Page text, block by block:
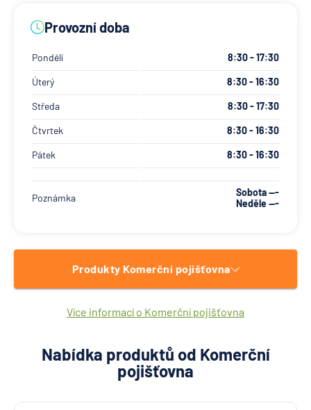
Provozní doba
Pondělí 8:30 - 17:30
Úterý 8:30 - 16:30
Středa 8:30 - 17:30
Čtvrtek 8:30 - 16:30
Pátek 8:30 - 16:30
Poznámka
Sobota ---
Neděle ---
Produkty Komerční pojišťovna
Více informací o Komerční pojišťovna
Nabídka produktů od Komerční
pojišťovna